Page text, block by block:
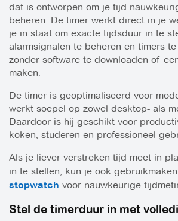
dat is ontworpen om je tijd
beheren. De timer werkt direct in je
je in staat om exacte tijdsduur in te
alarmsignalen te beheren en timers
zonder software te downloaden of
maken.
De timer is geoptimaliseerd voor
werkt soepel op zowel desktop- als
Daardoor is hij geschikt voor
koken, studeren en professioneel
Als je liever verstreken tijd meet in
in te stellen, kun je ook
stopwatch voor nauwkeurige
Stel de timerduur in met